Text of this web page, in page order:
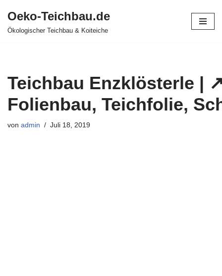
Zum
Oeko-Teichbau.de
Ökologischer Teichbau & Koiteiche
Teichbau Enzklösterle |
Folienbau, Teichfolie,
von admin Juli 18, 2019